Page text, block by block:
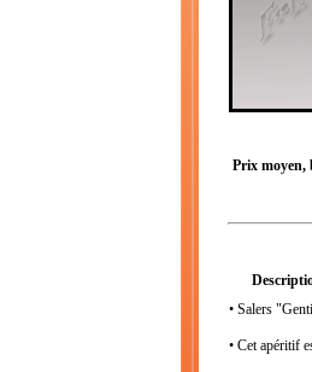
Prix moyen,
• Salers
• Cet apéritif